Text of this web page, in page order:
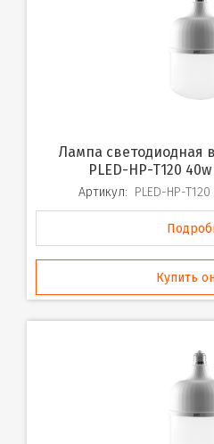
Лампа светодиодная высокой мощности
PLED-HP-T120
Артикул: PLED-HP-
Купить